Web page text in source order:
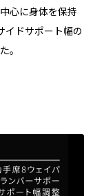
心に身体を保持
イドサポート幅の
。